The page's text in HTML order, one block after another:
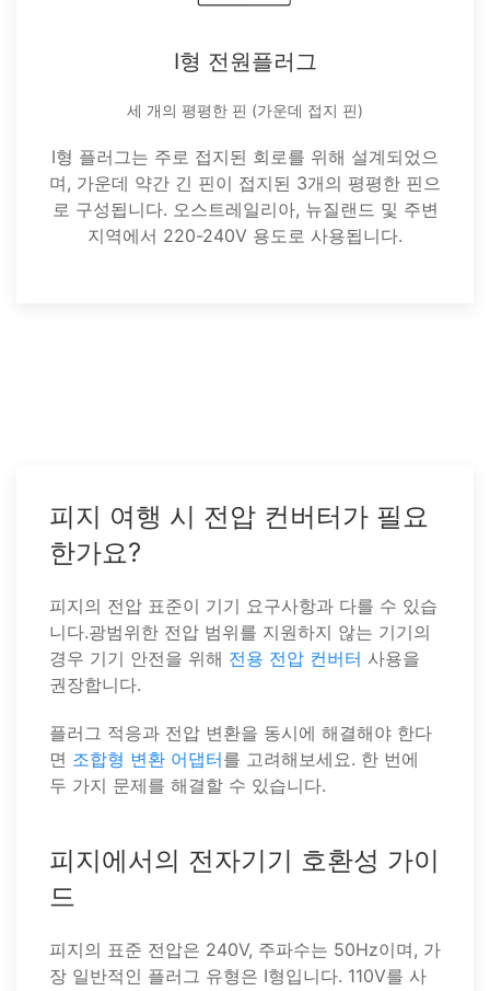
I형 전원플러그
세 개의 평평한 핀 (가운데 접지 핀)
I형 플러그는 주로 접지된 회로를 위해 설계되었으
며, 가운데 약간 긴 핀이 접지된 3개의 평평한 핀으
로 구성됩니다. 오스트레일리아, 뉴질랜드 및 주변
지역에서 220-240V 용도로 사용됩니다.
피지 여행 시 전압 컨버터가 필요
한가요?
피지의 전압 표준이 기기 요구사항과 다를 수 있습
니다.광범위한 전압 범위를 지원하지 않는 기기의
경우 기기 안전을 위해 전용 전압 컨버터 사용을
권장합니다.
플러그 적응과 전압 변환을 동시에 해결해야 한다
면 조합형 변환 어댑터를 고려해보세요. 한 번에
두 가지 문제를 해결할 수 있습니다.
피지에서의 전자기기 호환성 가이
드
피지의 표준 전압은 240V, 주파수는 50Hz이며, 가
장 일반적인 플러그 유형은 I형입니다. 110V를 사